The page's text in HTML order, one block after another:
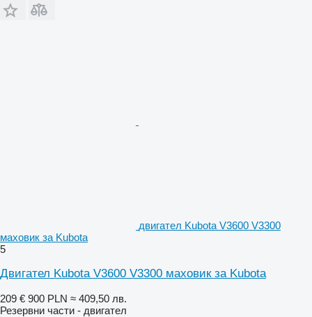
двигател Kubota V3600 V3300
маховик за Kubota
5
Двигател Kubota V3600 V3300 маховик за Kubota
209 € 900 PLN ≈ 409,50 лв.
Резервни части - двигател